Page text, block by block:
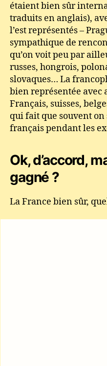
étaient bien sûr
traduits en anglais),
l’est représentés –
sympathique de
qu’on voit peu par
russes, hongrois,
slovaques… La
bien représentée avec
Français, suisses,
qui fait que souvent
français pendant les
Ok, d’accord,
gagné ?
La France bien sûr,